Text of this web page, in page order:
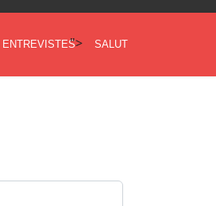
ENTREVISTES"> SALUT